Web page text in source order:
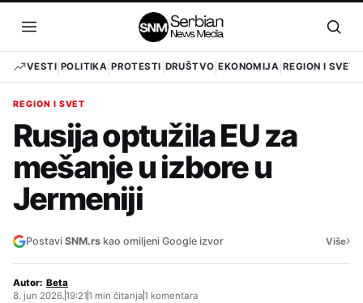
sadržaj
Otvori
meni
VESTI POLITIKA PROTESTI DRUŠTVO EKONOMIJA REGION I SVET
REGION I SVET
Rusija optužila EU za
mešanje u izbore u
Jermeniji
Postavi SNM.rs kao omiljeni Google izvor Više›
Autor: Beta
8. jun 2026.19:211 min čitanja1 komentara